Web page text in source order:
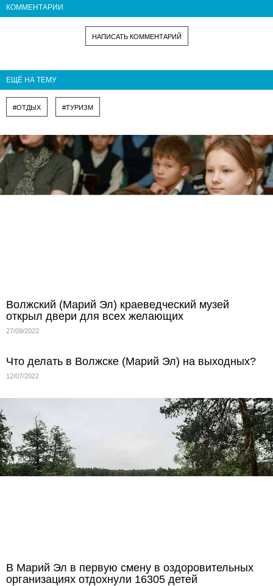
КОММЕНТАРИИ
НАПИСАТЬ КОММЕНТАРИЙ
ЕЩЁ НА ТЕМУ
#ОТДЫХ #ТУРИЗМ
Волжский (Марий Эл) краеведческий музей
открыл двери для всех желающих
27/09/2022
Что делать в Волжске (Марий Эл) на выходных?
12/07/2022
В Марий Эл в первую смену в оздоровительных
организациях отдохнули 16305 детей